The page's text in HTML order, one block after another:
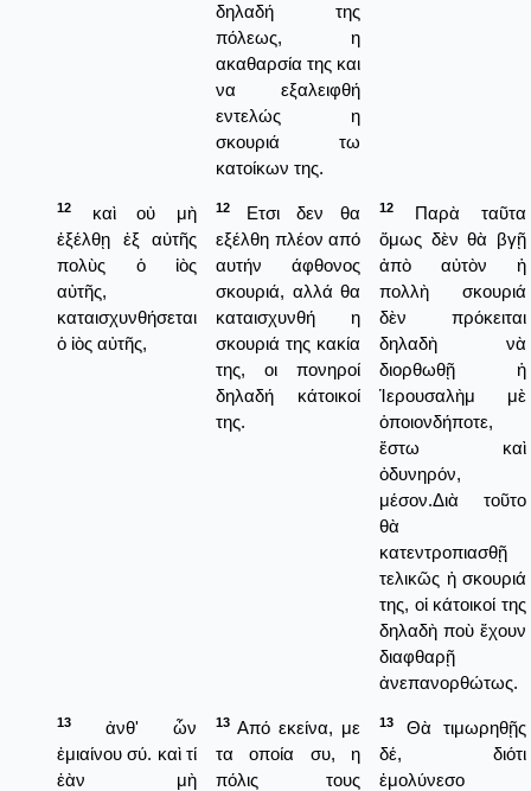
δηλαδή της
πόλεως, η
ακαθαρσία της και
να εξαλειφθή
εντελώς η
σκουριά τω
κατοίκων της.
12
καὶ οὐ μὴ
ἐξέλθῃ ἐξ αὐτῆς
πολὺς ὁ ἰὸς
αὐτῆς,
καταισχυνθήσεται
ὁ ἰὸς αὐτῆς,
12
Ετσι δεν θα
εξέλθη πλέον από
αυτήν άφθονος
σκουριά, αλλά θα
καταισχυνθή η
σκουριά της κακία
της, οι πονηροί
δηλαδή κάτοικοί
της.
12
Παρὰ ταῦτα
ὅμως δὲν θὰ βγῇ
ἀπὸ αὐτὸν ἡ
πολλὴ σκουριά
δὲν πρόκειται
δηλαδὴ νὰ
διορθωθῇ ἡ
Ἱερουσαλὴμ μὲ
ὁποιονδήποτε,
ἔστω καὶ
ὀδυνηρόν,
μέσον.Διὰ τοῦτο
θὰ
κατεντροπιασθῇ
τελικῶς ἡ σκουριά
της, οἱ κάτοικοί της
δηλαδὴ ποὺ ἔχουν
διαφθαρῇ
ἀνεπανορθώτως.
13
ἀνθ' ὧν
ἐμιαίνου σύ. καὶ τί
ἐὰν μὴ
13 Από εκείνα, με
τα οποία συ, η
πόλις τους
13
Θὰ τιμωρηθῇς
δέ, διότι
ἐμολύνεσο